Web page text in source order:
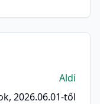
Aldi
2026.06.01-től